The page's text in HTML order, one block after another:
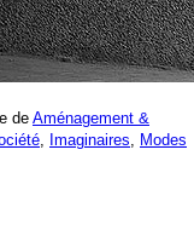
de Aménagement &
Imaginaires
Modes